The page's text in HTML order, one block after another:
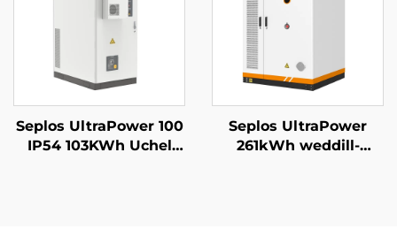
Seplos UltraPower 100
IP54 103KWh Uchel
Seplos UltraPower
261kWh weddill-